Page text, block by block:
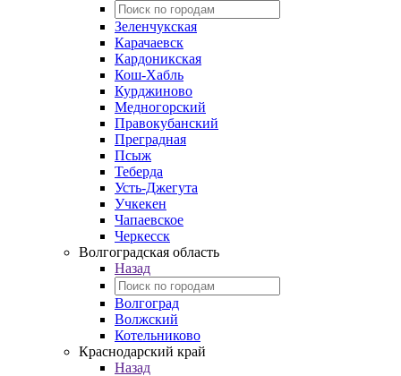
Зеленчукская
Карачаевск
Кардоникская
Кош-Хабль
Курджиново
Медногорский
Правокубанский
Преградная
Псыж
Теберда
Усть-Джегута
Учкекен
Чапаевское
Черкесск
Волгоградская область
Назад
Волгоград
Волжский
Котельниково
Краснодарский край
Назад